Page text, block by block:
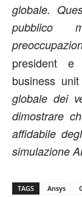
globale.
pubblico
president e
business
globale dei
dimostrare
affidabile
simulazione
TAGS Ansys